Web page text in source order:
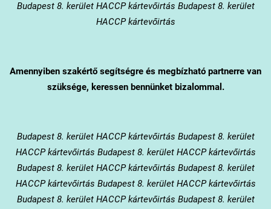
Budapest 8. kerület HACCP kártevőirtás Budapest 8. kerület
HACCP kártevőirtás
Amennyiben szakértő segítségre és megbízható partnerre van
szüksége, keressen bennünket bizalommal.
Budapest 8. kerületHACCP kártevőirtás Budapest 8. kerület
HACCP kártevőirtás Budapest 8. kerület HACCP kártevőirtás
Budapest 8. kerület HACCP kártevőirtás Budapest 8. kerület
HACCP kártevőirtás Budapest 8. kerület HACCP kártevőirtás
Budapest 8. kerület HACCP kártevőirtás Budapest 8. kerület